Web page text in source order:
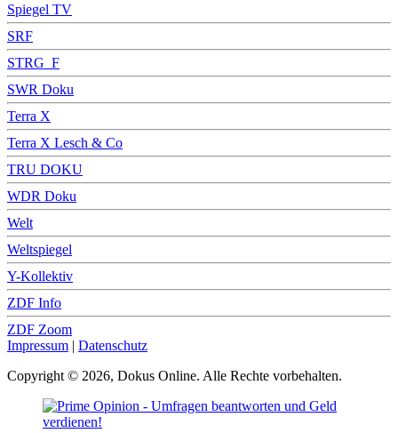
Spiegel TV
SRF
STRG_F
SWR Doku
Terra X
Terra X Lesch & Co
TRU DOKU
WDR Doku
Welt
Weltspiegel
Y-Kollektiv
ZDF Info
ZDF Zoom
Impressum | Datenschutz
Copyright © 2026, Dokus Online. Alle Rechte vorbehalten.